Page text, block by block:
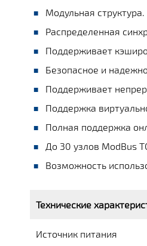
Модульная структура.
Распределенная
Поддерживает
Безопасное и
Поддерживает
Поддержка
Полная поддержка
До 30 узлов ModBus
Возможность
Технические
Источник питания